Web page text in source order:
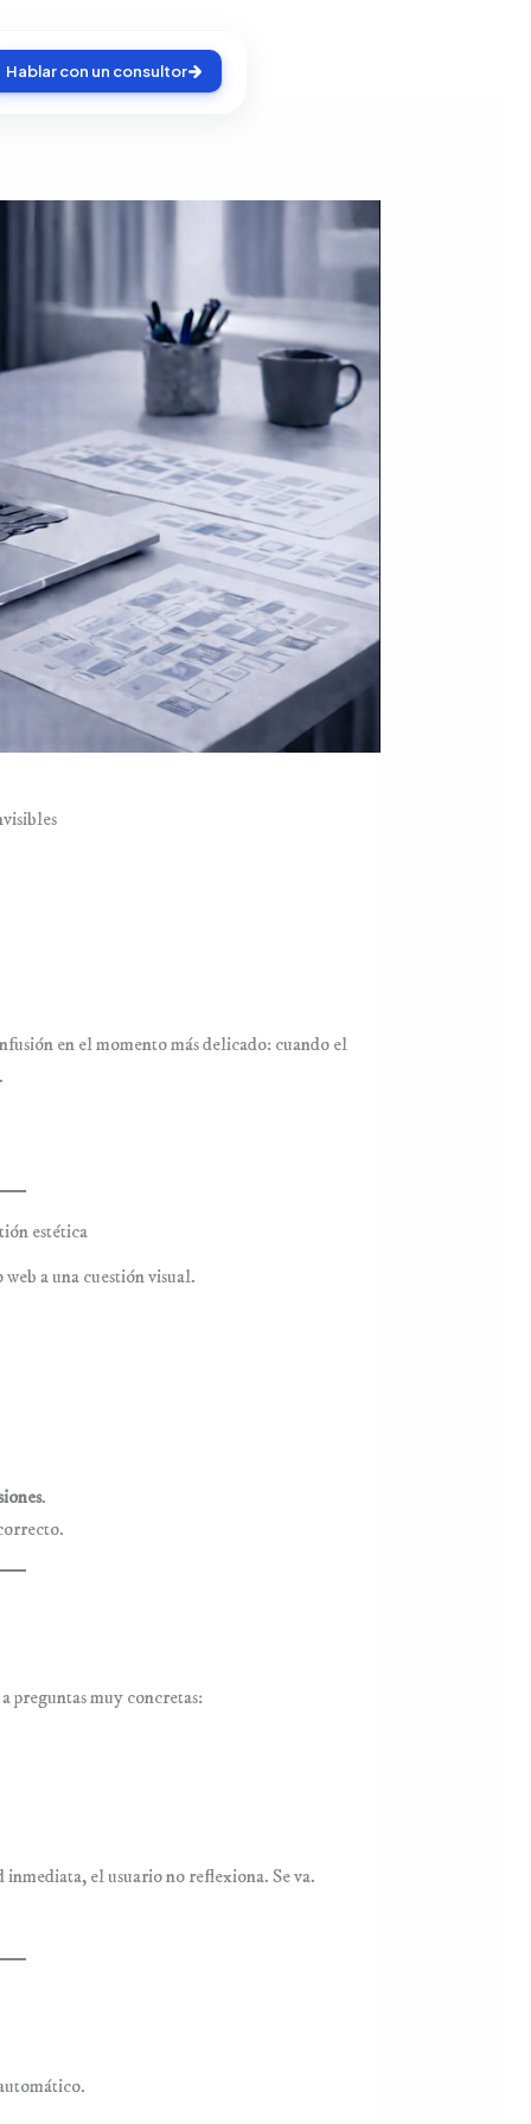
Hablar con un consultor
en el momento más delicado: cuando el
estética
a una cuestión visual.
.
preguntas muy concretas:
inmediata, el usuario no reflexiona. Se va.